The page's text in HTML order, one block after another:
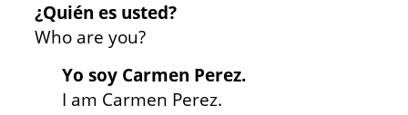
¿Quién es usted?
Who are you?
Yo soy Carmen Perez.
I am Carmen Perez.